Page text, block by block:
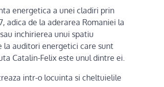
energetica a unei cladiri prin
adica de la aderarea Romaniei la
inchirierea unui spatiu
la auditori energetici care sunt
Catalin-Felix este unul dintre ei.
intr-o locuinta si cheltuielile